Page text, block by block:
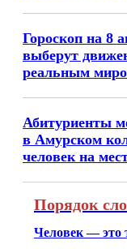
Гороскоп на 8
выберут
реальным
Абитуриенты
в Амурском
человек на
Порядок
Человек — это